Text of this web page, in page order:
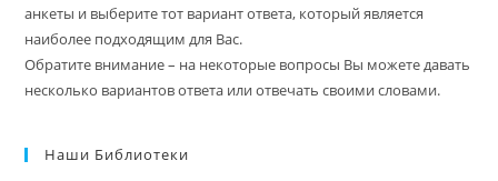
анкеты и выберите тот вариант ответа, который является
наиболее подходящим для Вас.
Обратите внимание – на некоторые вопросы Вы можете давать
несколько вариантов ответа или отвечать своими словами.
Наши Библиотеки